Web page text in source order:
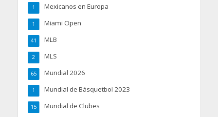
Mexicanos en Europa
1
Miami Open
1
MLB
41
MLS
2
Mundial 2026
65
Mundial de Básquetbol 2023
1
Mundial de Clubes
15